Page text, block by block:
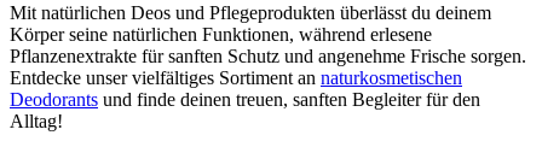
Mit natürlichen Deos und Pflegeprodukten überlässt du deinem
Körper seine natürlichen Funktionen, während erlesene
Pflanzenextrakte für sanften Schutz und angenehme Frische sorgen.
Entdecke unser vielfältiges Sortiment an naturkosmetischen
Deodorants und finde deinen treuen, sanften Begleiter für den
Alltag!